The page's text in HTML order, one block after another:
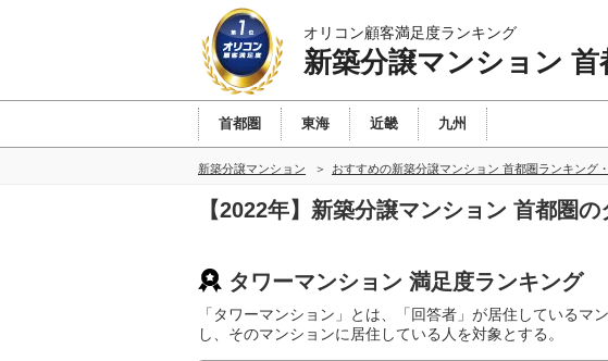
オリコン顧客満足度ランキング
新築分譲マンション 首
首都圏 東海 近畿 九州
新築分譲マンション おすすめの新築分譲マンション 首都圏ランキング
【2022年】新築分譲マンション 首都圏
タワーマンション 満足度ランキング
「タワーマンション」とは、「回答者」が居住しているマ
し、そのマンションに居住している人を対象とする。